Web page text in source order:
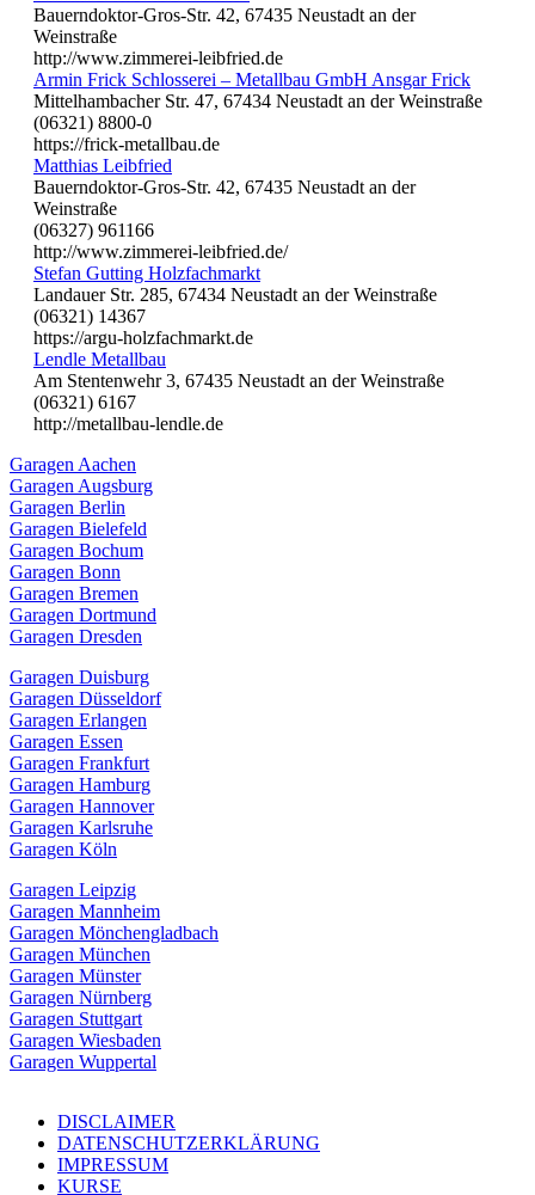
Bauerndoktor-Gros-Str. 42, 67435 Neustadt an der
Weinstraße
http://www.zimmerei-leibfried.de
Armin Frick Schlosserei – Metallbau GmbH Ansgar Frick
Mittelhambacher Str. 47, 67434 Neustadt an der Weinstraße
(06321) 8800-0
https://frick-metallbau.de
Matthias Leibfried
Bauerndoktor-Gros-Str. 42, 67435 Neustadt an der
Weinstraße
(06327) 961166
http://www.zimmerei-leibfried.de/
Stefan Gutting Holzfachmarkt
Landauer Str. 285, 67434 Neustadt an der Weinstraße
(06321) 14367
https://argu-holzfachmarkt.de
Lendle Metallbau
Am Stentenwehr 3, 67435 Neustadt an der Weinstraße
(06321) 6167
http://metallbau-lendle.de
Garagen Aachen
Garagen Augsburg
Garagen Berlin
Garagen Bielefeld
Garagen Bochum
Garagen Bonn
Garagen Bremen
Garagen Dortmund
Garagen Dresden
Garagen Duisburg
Garagen Düsseldorf
Garagen Erlangen
Garagen Essen
Garagen Frankfurt
Garagen Hamburg
Garagen Hannover
Garagen Karlsruhe
Garagen Köln
Garagen Leipzig
Garagen Mannheim
Garagen Mönchengladbach
Garagen München
Garagen Münster
Garagen Nürnberg
Garagen Stuttgart
Garagen Wiesbaden
Garagen Wuppertal
DISCLAIMER
DATENSCHUTZERKLÄRUNG
IMPRESSUM
KURSE